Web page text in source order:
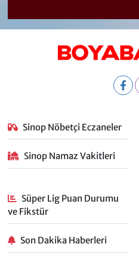
Sinop Nöbetçi Eczaneler
Sinop Namaz Vakitleri
Süper Lig Puan Durumu
ve Fikstür
Son Dakika Haberleri